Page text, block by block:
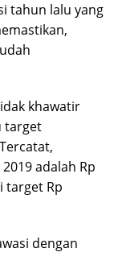
tahun lalu yang
khawatir
target
adalah Rp
target Rp
dengan